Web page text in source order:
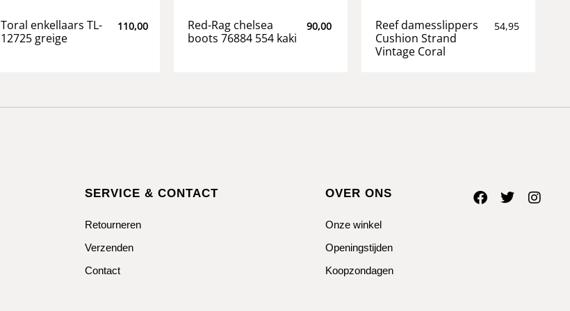
Toral enkellaars TL-
12725 greige
110,00
Red-Rag chelsea
boots 76884 554 kaki
90,00
Reef damesslippers
Cushion Strand
Vintage Coral
54,95
SERVICE & CONTACT
Retourneren
Verzenden
Contact
OVER ONS
Onze winkel
Openingstijden
Koopzondagen